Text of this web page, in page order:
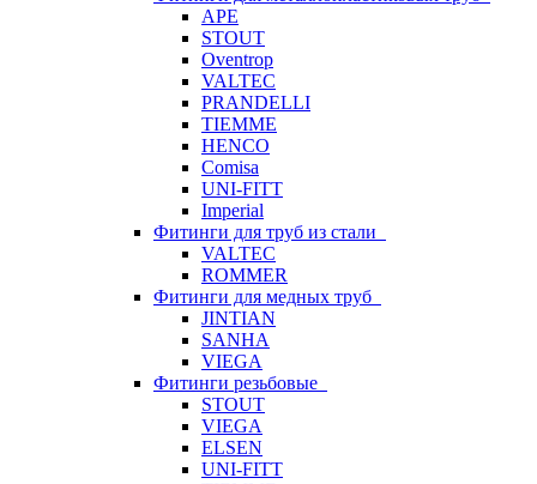
APE
STOUT
Oventrop
VALTEC
PRANDELLI
TIEMME
HENCO
Comisa
UNI-FITT
Imperial
Фитинги для труб из стали
VALTEC
ROMMER
Фитинги для медных труб
JINTIAN
SANHA
VIEGA
Фитинги резьбовые
STOUT
VIEGA
ELSEN
UNI-FITT